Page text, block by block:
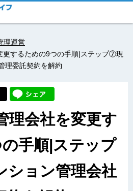
理運営
更するための9つの手順|ステップ⑦現
理委託契約を解約
理会社を変更す
手順|ステップ
ョン管理会社